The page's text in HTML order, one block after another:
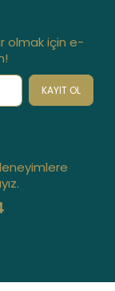
olmak için e-
KAYIT OL